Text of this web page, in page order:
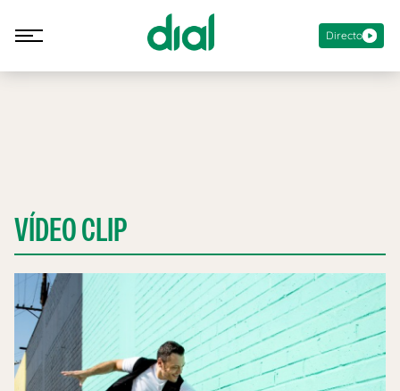
Directo
VÍDEO CLIP